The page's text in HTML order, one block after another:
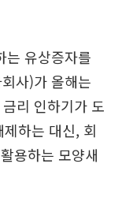
는 유상증자를
사)가 올해는
리 인하기가 도
하는 대신, 회
용하는 모양새